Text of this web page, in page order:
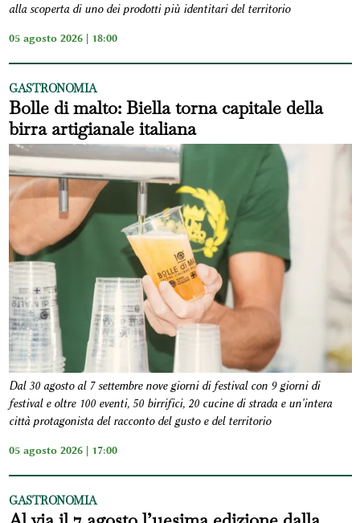
alla scoperta di uno dei prodotti più identitari del territorio
05 agosto 2026 | 18:00
GASTRONOMIA
Bolle di malto: Biella torna capitale della
birra artigianale italiana
Dal 30 agosto al 7 settembre nove giorni di festival con 9 giorni di
festival e oltre 100 eventi, 50 birrifici, 20 cucine di strada e un'intera
città protagonista del racconto del gusto e del territorio
05 agosto 2026 | 17:00
GASTRONOMIA